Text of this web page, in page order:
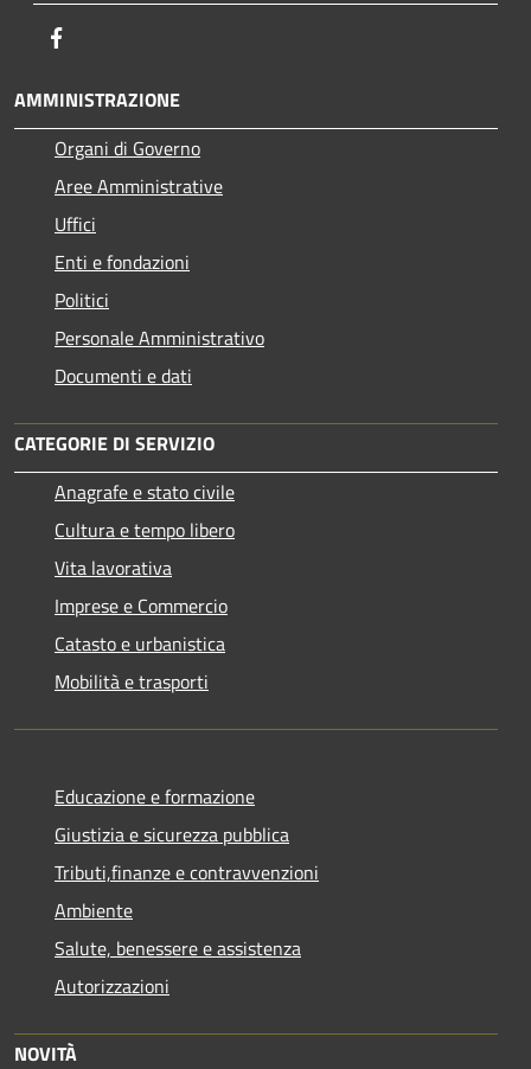
AMMINISTRAZIONE
Organi di Governo
Aree Amministrative
Uffici
Enti e fondazioni
Politici
Personale Amministrativo
Documenti e dati
CATEGORIE DI SERVIZIO
Anagrafe e stato civile
Cultura e tempo libero
Vita lavorativa
Imprese e Commercio
Catasto e urbanistica
Mobilità e trasporti
Educazione e formazione
Giustizia e sicurezza pubblica
Tributi,finanze e contravvenzioni
Ambiente
Salute, benessere e assistenza
Autorizzazioni
NOVITÀ